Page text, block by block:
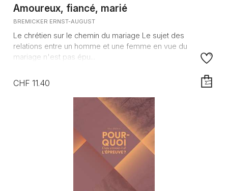
Amoureux, fiancé, marié
BREMICKER ERNST-AUGUST
Le chrétien sur le chemin du mariage Le sujet des
relations entre un homme et une femme en vue du
mariage n'est pas épu...
CHF 11.40